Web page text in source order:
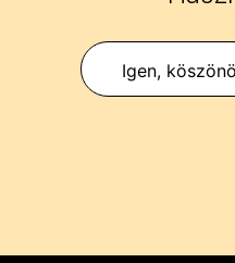
Igen,